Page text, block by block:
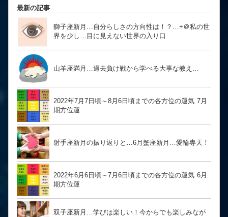
最新の記事
獅子座新月…自分らしさの方向性は！？… ​​​​​​​+＠私の世
界を少し…目に見えない世界の入り口
山羊座満月…過去負け戦から学べる大事な教え…
2022年7月7日頃～8月6日頃までの各方位の運気 7月
期方位運
射手座新月の振り返りと…6月蟹座新月…愛輪専天！
2022年6月6日頃～7月6日頃までの各方位の運気 6月
期方位運
双子座新月…学びは楽しい！今からでも楽しみなが